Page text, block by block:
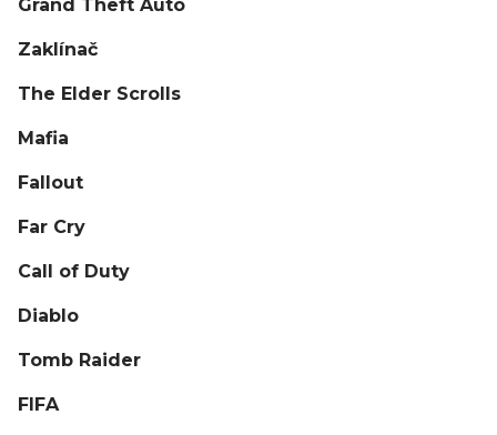
Grand Theft Auto
Zaklínač
The Elder Scrolls
Mafia
Fallout
Far Cry
Call of Duty
Diablo
Tomb Raider
FIFA